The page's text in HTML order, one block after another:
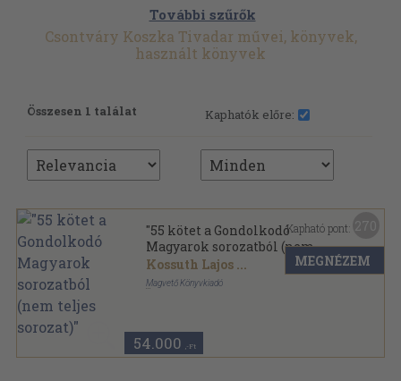
További szűrők
Csontváry Koszka Tivadar művei, könyvek,
használt könyvek
Összesen 1 találat Kaphatók előre:
"55 kötet a Gondolkodó
Magyarok sorozatból (nem
teljes sorozat)"
Kossuth Lajos ...
Magvető Könyvkiadó
54.000 ,-Ft
Kapható pont:
MEGNÉZEM